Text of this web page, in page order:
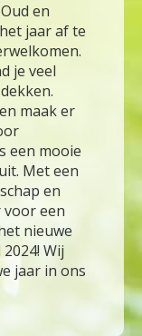
en
jaar af te
je veel
maak er
een mooie
Met een
en
voor een
nieuwe
Wij
jaar in ons